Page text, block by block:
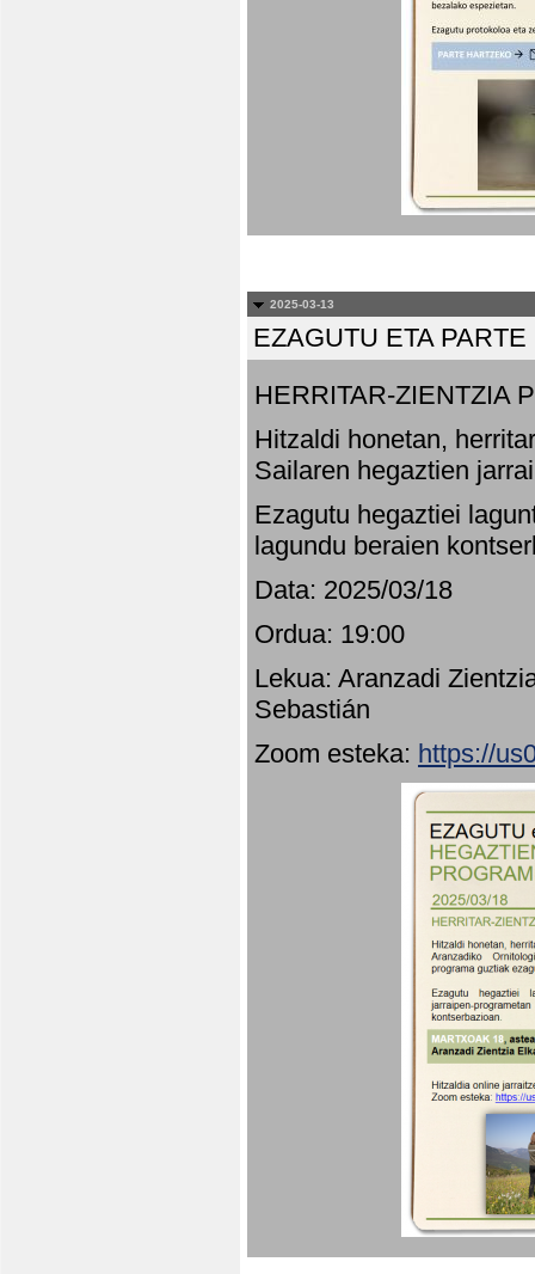
2025-03-13
EZAGUTU ETA
HERRITAR-ZIENTZIA
Hitzaldi honetan,
Sailaren hegaztien
Ezagutu hegaztiei
lagundu beraien
Data: 2025/03/18
Ordua: 19:00
Lekua: Aranzadi
Sebastián
Zoom esteka: https://